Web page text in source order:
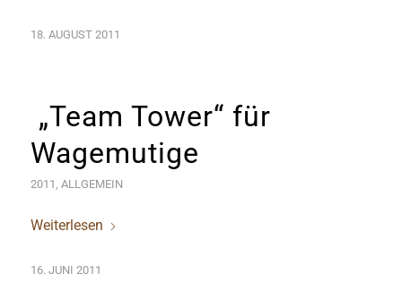
18. AUGUST 2011
„Team Tower“ für
Wagemutige
2011 , ALLGEMEIN
Weiterlesen
16. JUNI 2011